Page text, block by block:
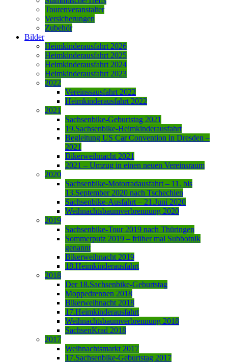
Tourenveranstalter
Versicherungen
Zubehör
Bilder
Heimkinderausfahrt 2026
Heimkinderausfahrt 2025
Heimkinderausfahrt 2024
Heimkinderausfahrt 2023
2022
Vereinssausfahrt 2022
Heimkinderausfahrt 2022
2021
Sachsenbike-Geburtstag 2021
19.Sachsenbike-Heimkinderausfahrt
Begleitung US Car Convention in Dresden –
2021
Bikerweihnacht 2021
2021 – Umzug in einen neuen Vereinsraum
2020
Sachsenbike-Motorradausfahrt – 11. bis
13.September 2020 nach Tschechien
Sachsenbike-Ausfahrt – 21.Juni 2020
Weihnachtsbaumverbrennung 2020
2019
Sachsenbike-Tour 2019 nach Thüringen
Sommerputz 2019 – früher mal Subbotnik
genannt
Bikerweihnacht 2019
18.Heimkinderausfahrt
2018
Der 18.Sachsenbike-Geburtstag
Moppedrennen 2018
Bikerweihnacht 2018
17.Heimkinderausfahrt
Weihnachtsbaumverbrennung 2018
SachsenKrad 2018
2017
Weihnachtsmarkt 2017
17.Sachsenbike-Geburtstag 2017